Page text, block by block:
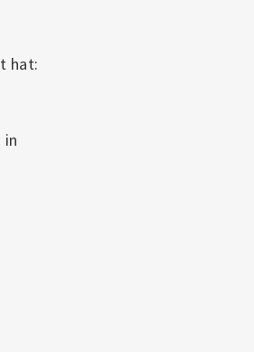
hat:
in